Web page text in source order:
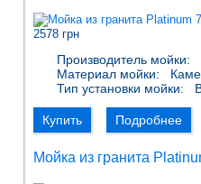
2578 грн
Производитель мойки:
Материал мойки:
Тип установки мойки:
Купить Подробнее
Мойка из гранита